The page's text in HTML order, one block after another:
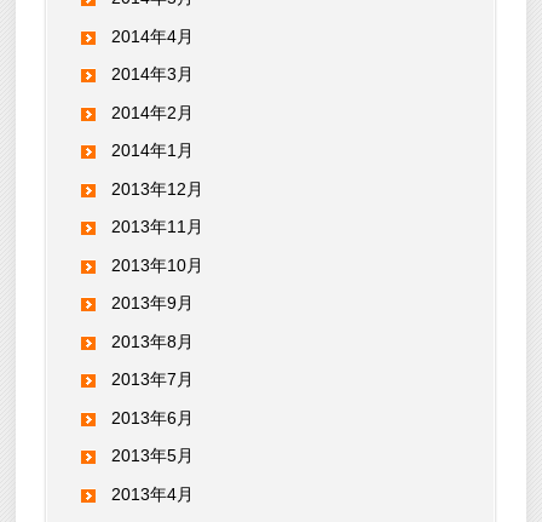
2014年4月
2014年3月
2014年2月
2014年1月
2013年12月
2013年11月
2013年10月
2013年9月
2013年8月
2013年7月
2013年6月
2013年5月
2013年4月